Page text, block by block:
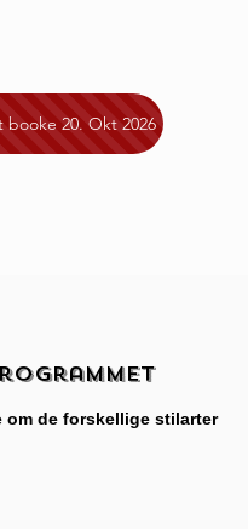
booke 20. Okt 2026
om de forskellige stilarter